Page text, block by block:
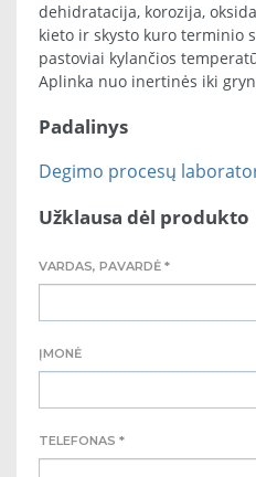
dehidratacija, korozija,
kieto ir skysto kuro terminio
pastoviai kylančios
Aplinka nuo inertinės iki
Padalinys
Degimo procesų
Užklausa dėl produkto
VARDAS, PAVARDĖ *
ĮMONĖ
TELEFONAS *